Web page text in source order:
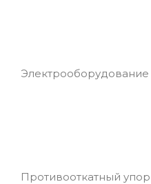
Электрооборудование
Противооткатный упор